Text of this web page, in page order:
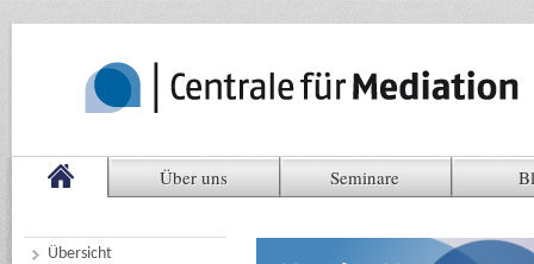
Über uns Seminare
Übersicht